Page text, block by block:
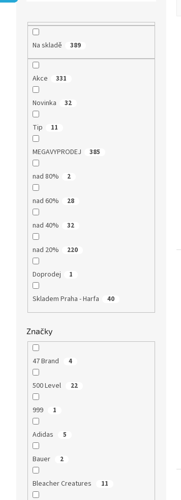
r
Na skladě 389
Akce 331
Novinka 32
Tip 11
MEGAVYPRODEJ 385
nad 80% 2
nad 60% 28
nad 40% 32
nad 20% 220
Doprodej 1
Skladem Praha - Harfa 40
Značky
47 Brand 4
500 Level 22
999 1
Adidas 5
Bauer 2
Bleacher Creatures 11